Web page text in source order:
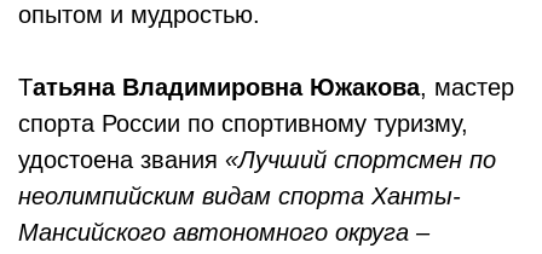
опытом и мудростью.
Татьяна Владимировна Южакова, мастер
спорта России по спортивному туризму,
удостоена звания «Лучший спортсмен по
неолимпийским видам спорта Ханты-
Мансийского автономного округа –